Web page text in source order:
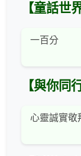
【童話世
一百分
【與你同
心靈誠實敬